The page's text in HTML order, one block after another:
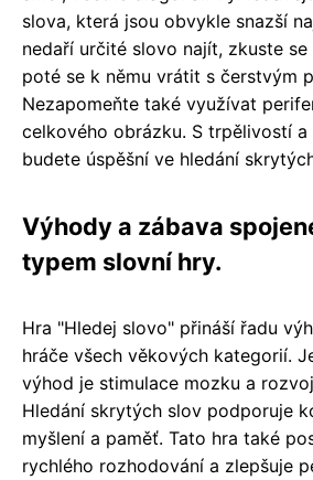
slova, která jsou obvykle snazší
nedaří určité slovo najít, zkuste
poté se k němu vrátit s čerstvým
Nezapomeňte také využívat
celkového obrázku. S trpělivostí
budete úspěšní ve hledání
Výhody a zábava
typem slovní hry.
Hra "Hledej slovo" přináší řadu
hráče všech věkových kategorií.
výhod je stimulace mozku a
Hledání skrytých slov podporuje
myšlení a paměť. Tato hra také
rychlého rozhodování a zlepšuje